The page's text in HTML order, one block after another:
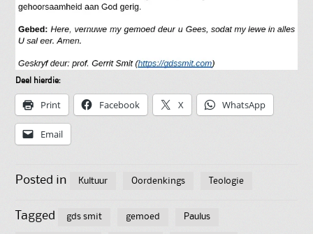
Deel hierdie:
Print Facebook X WhatsApp
Email
Posted in Kultuur Oordenkings Teologie
Tagged gds smit gemoed Paulus